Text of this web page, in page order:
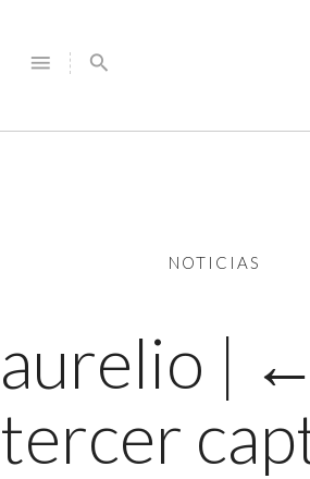
menu search
NOTICIAS
aurelio | ←
tercer